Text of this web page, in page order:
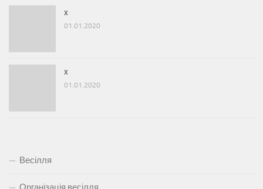
x
01.01.2020
x
01.01.2020
Весілля